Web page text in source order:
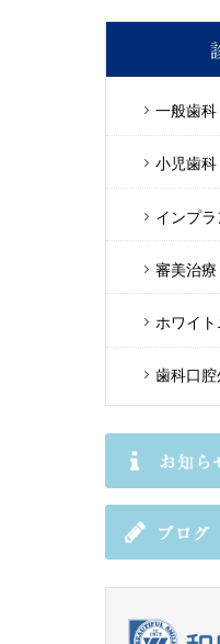
一般歯科
小児歯科
インプラ
審美治療
ホワイ
歯科口腔